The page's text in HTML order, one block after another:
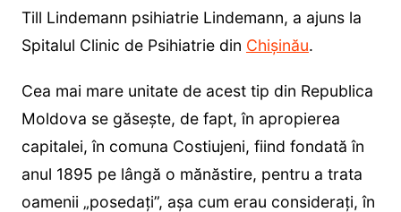
Till Lindemann psihiatrie Lindemann, a ajuns la
Spitalul Clinic de Psihiatrie din Chișinău.
Cea mai mare unitate de acest tip din Republica
Moldova se găsește, de fapt, în apropierea
capitalei, în comuna Costiujeni, fiind fondată în
anul 1895 pe lângă o mănăstire, pentru a trata
oamenii „posedați”, așa cum erau considerați, în